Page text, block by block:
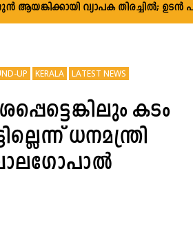
വ്യാപക തിരച്ചിൽ; ഉടൻ
UP KERALA LATEST NEWS
കടം
ധനമന്ത്രി